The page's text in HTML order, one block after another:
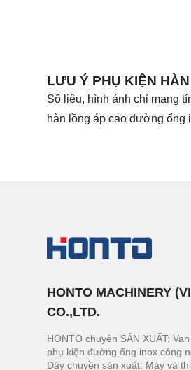
LƯU Ý PHỤ KIỆN
Số liệu, hình ảnh chỉ mang
hàn lồng áp cao đường ống
HONTO MACHINERY
CO.,LTD.
HONTO chuyên SẢN XUẤT:
phụ kiện đường ống inox công
Dây chuyền sản xuất: Máy và